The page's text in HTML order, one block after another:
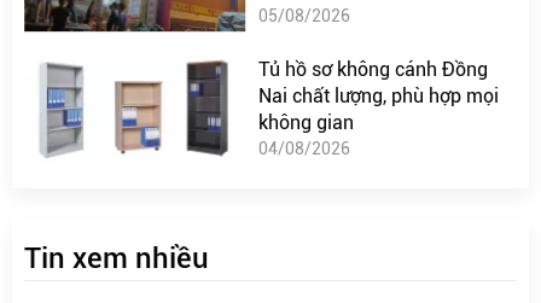
05/08/2026
Tủ hồ sơ không cánh Đồng
Nai chất lượng, phù hợp mọi
không gian
04/08/2026
Tin xem nhiều